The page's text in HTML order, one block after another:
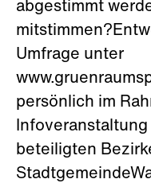
abgestimmt
Umfrage unter
persönlich im
beteiligten